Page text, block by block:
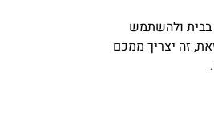
בבית ולהשתמש
זה יצריך ממכם